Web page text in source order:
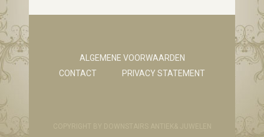
ALGEMENE VOORWAARDEN
CONTACT
PRIVACY STATEMENT